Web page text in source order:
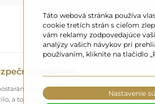
preprava
sa o to, aby zrkadlo, ktoré ste si
a to úplne zdarma. Disponujeme
Táto webová stránka používa
cookie tretích strán s cieľom
vám reklamy zodpovedajúce
analýzy vašich návykov pri
používaním, kliknite na tlačidlo
Nastavenie